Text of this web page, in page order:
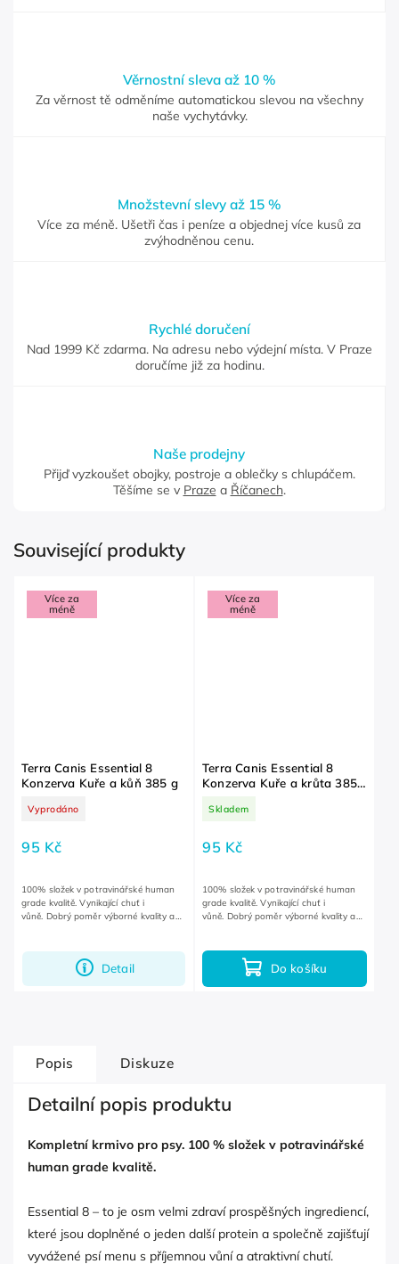
Věrnostní sleva až 10 %
Za věrnost tě odměníme automatickou slevou na všechny
naše vychytávky.
Množstevní slevy až 15 %
Více za méně. Ušetři čas i peníze a objednej více kusů za
zvýhodněnou cenu.
Rychlé doručení
Nad 1999 Kč zdarma. Na adresu nebo výdejní místa. V Praze
doručíme již za hodinu.
Naše prodejny
Přijď vyzkoušet obojky, postroje a oblečky s chlupáčem.
Těšíme se v Praze a Říčanech.
Související produkty
Více za
méně
Terra Canis Essential 8
Konzerva Kuře a kůň 385 g
Vyprodáno
95 Kč
Detail
100% složek v potravinářské human
grade kvalitě. Vynikající chuť i
vůně. Dobrý poměr výborné kvality a
Více za
méně
Terra Canis Essential 8
Konzerva Kuře a krůta 385
Skladem
95 Kč
Do košíku
100% složek v potravinářské human
grade kvalitě. Vynikající chuť i
vůně. Dobrý poměr výborné kvality a
Popis Diskuze
Detailní popis produktu
Kompletní krmivo pro psy. 100 % složek v potravinářské
human grade kvalitě.
Essential 8 – to je osm velmi zdraví prospěšných ingrediencí,
které jsou doplněné o jeden další protein a společně zajišťují
vyvážené psí menu s příjemnou vůní a atraktivní chutí.